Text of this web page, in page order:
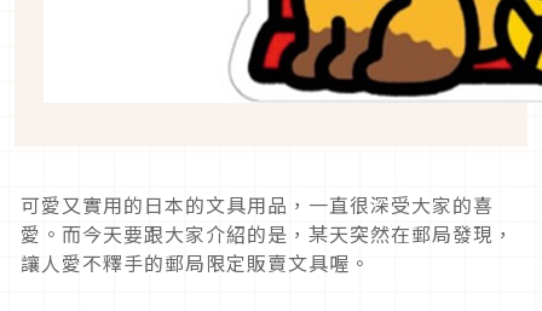
可愛又實用的日本的文具用品，一直很深受大家的喜
愛。而今天要跟大家介紹的是，某天突然在郵局發現，
讓人愛不釋手的郵局限定販賣文具喔。